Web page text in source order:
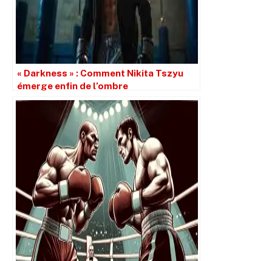
« Darkness » : Comment Nikita Tszyu
émerge enfin de l’ombre